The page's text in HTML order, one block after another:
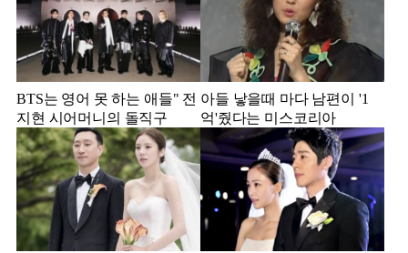
BTS는 영어 못 하는 애들" 전
지현 시어머니의 돌직구
아들 낳을때 마다 남편이 '1
억'줬다는 미스코리아